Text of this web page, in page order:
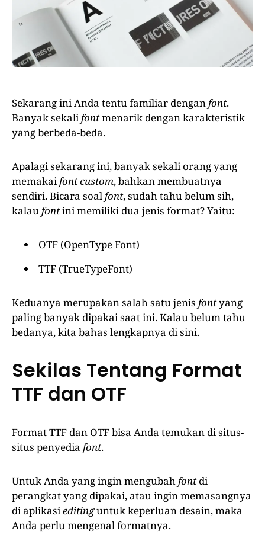
Sekarang ini Anda tentu familiar denganfont.
Banyak sekalifontmenarik dengan karakteristik
yang berbeda-beda.
Apalagi sekarang ini, banyak sekali orang yang
memakaifontcustom, bahkan membuatnya
sendiri. Bicara soalfont, sudah tahu belum sih,
kalaufontini memiliki dua jenis format? Yaitu:
OTF (OpenType Font)
TTF (TrueTypeFont)
Keduanya merupakan salah satu jenis fontyang
paling banyak dipakai saat ini. Kalau belum tahu
bedanya, kita bahas lengkapnya di sini.
Sekilas Tentang Format
TTF dan OTF
Format TTF dan OTF bisa Anda temukan di situs-
situs penyedia font.
Untuk Anda yang ingin mengubah fontdi
perangkat yang dipakai, atau ingin memasangnya
di aplikasi editinguntuk keperluan desain, maka
Anda perlu mengenal formatnya.